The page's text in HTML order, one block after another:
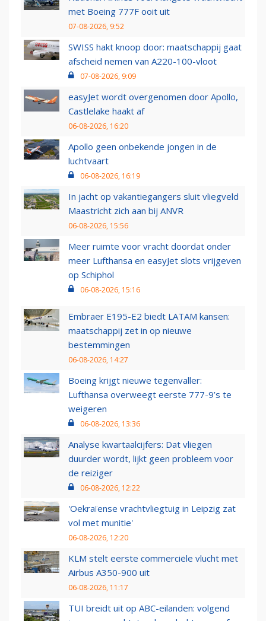
met Boeing 777F ooit uit
07-08-2026, 9:52
SWISS hakt knoop door: maatschappij gaat
afscheid nemen van A220-100-vloot
07-08-2026, 9:09
easyJet wordt overgenomen door Apollo,
Castlelake haakt af
06-08-2026, 16:20
Apollo geen onbekende jongen in de
luchtvaart
06-08-2026, 16:19
In jacht op vakantiegangers sluit vliegveld
Maastricht zich aan bij ANVR
06-08-2026, 15:56
Meer ruimte voor vracht doordat onder
meer Lufthansa en easyJet slots vrijgeven
op Schiphol
06-08-2026, 15:16
Embraer E195-E2 biedt LATAM kansen:
maatschappij zet in op nieuwe
bestemmingen
06-08-2026, 14:27
Boeing krijgt nieuwe tegenvaller:
Lufthansa overweegt eerste 777-9’s te
weigeren
06-08-2026, 13:36
Analyse kwartaalcijfers: Dat vliegen
duurder wordt, lijkt geen probleem voor
de reiziger
06-08-2026, 12:22
'Oekraïense vrachtvliegtuig in Leipzig zat
vol met munitie'
06-08-2026, 12:20
KLM stelt eerste commerciële vlucht met
Airbus A350-900 uit
06-08-2026, 11:17
TUI breidt uit op ABC-eilanden: volgend